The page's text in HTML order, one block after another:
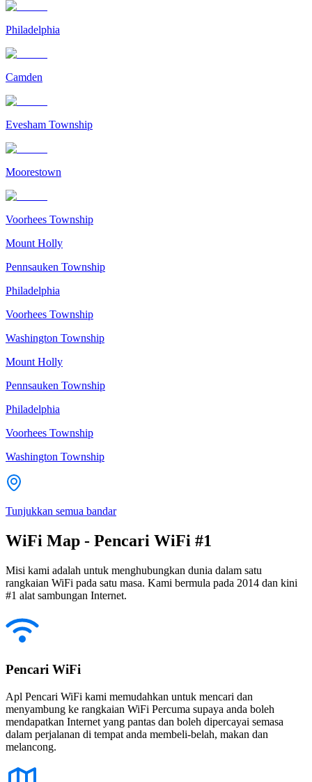
Philadelphia
Camden
Evesham Township
Moorestown
Voorhees Township
Mount Holly
Pennsauken Township
Philadelphia
Voorhees Township
Washington Township
Mount Holly
Pennsauken Township
Philadelphia
Voorhees Township
Washington Township
Tunjukkan semua bandar
WiFi Map - Pencari WiFi #1
Misi kami adalah untuk menghubungkan dunia dalam satu
rangkaian WiFi pada satu masa. Kami bermula pada 2014 dan kini
#1 alat sambungan Internet.
Pencari WiFi
Apl Pencari WiFi kami memudahkan untuk mencari dan
menyambung ke rangkaian WiFi Percuma supaya anda boleh
mendapatkan Internet yang pantas dan boleh dipercayai semasa
dalam perjalanan di tempat anda membeli-belah, makan dan
melancong.